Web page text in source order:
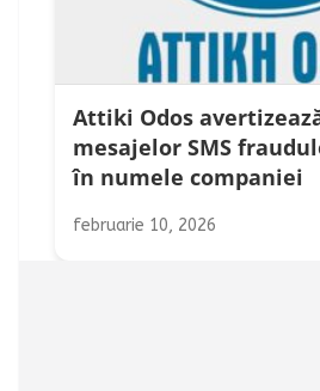
Attiki Odos
mesajelor SMS
în numele companiei
februarie 10, 2026